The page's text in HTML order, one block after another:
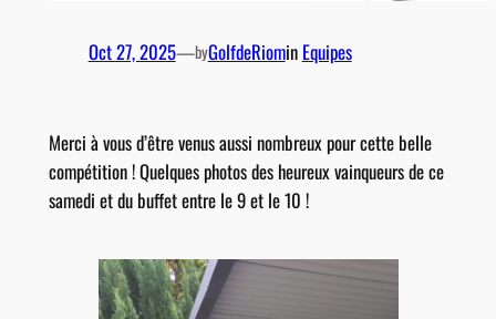
Oct 27, 2025—byGolfdeRiomin Equipes
Merci à vous d’être venus aussi nombreux pour cette belle
compétition ! Quelques photos des heureux vainqueurs de ce
samedi et du buffet entre le 9 et le 10 !